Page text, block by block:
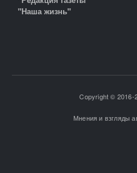
"Наша жизнь"
Copyright © 2016-
Мнения и взгляды